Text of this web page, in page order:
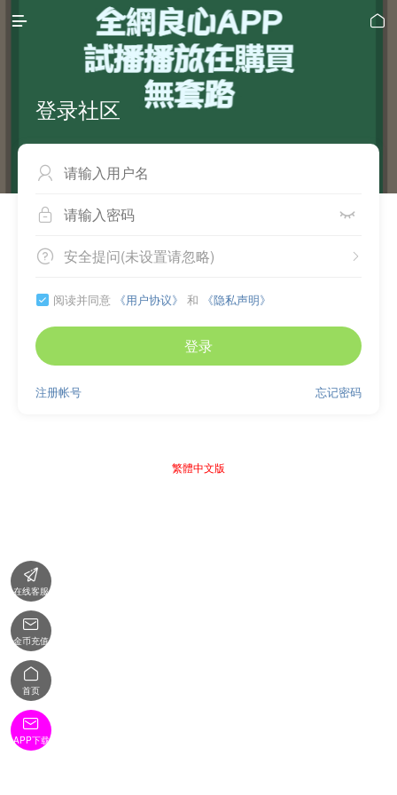
 
登录社区

 
 
安全提问(未设置请忽略)
 阅读并同意 《用户协议》 和 《隐私声明》
登录
忘记密码
注册帐号
繁體中文版

在线客服

金币充值

首页

APP下载